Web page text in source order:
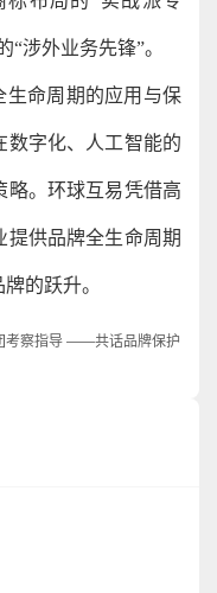
涉外业务先锋”。
生命周期的应用与保
数字化、人工智能的
略。环球互易凭借高
提供品牌全生命周期
的跃升。
考察指导 ——共话品牌保护